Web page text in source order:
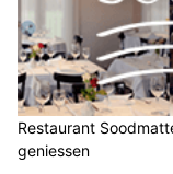
Restaurant
geniessen